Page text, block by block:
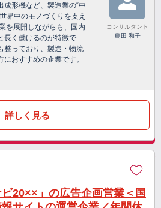
成形機など、製造業の“中
界中のモノづくりを支え
を展開しながらも、国内
長く働けるのが特徴で
整っており、製造・物流
おすすめの企業です。
コンサルタント
島田 和子
詳しく見る
ビ20××」の広告企画営業＜国